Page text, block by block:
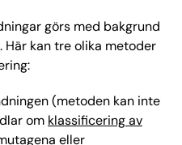
görs med bakgrund
kan tre olika metoder
(metoden kan inte
om klassificering av
eller